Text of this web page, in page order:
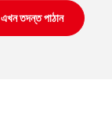
এখন তদন্ত পাঠান